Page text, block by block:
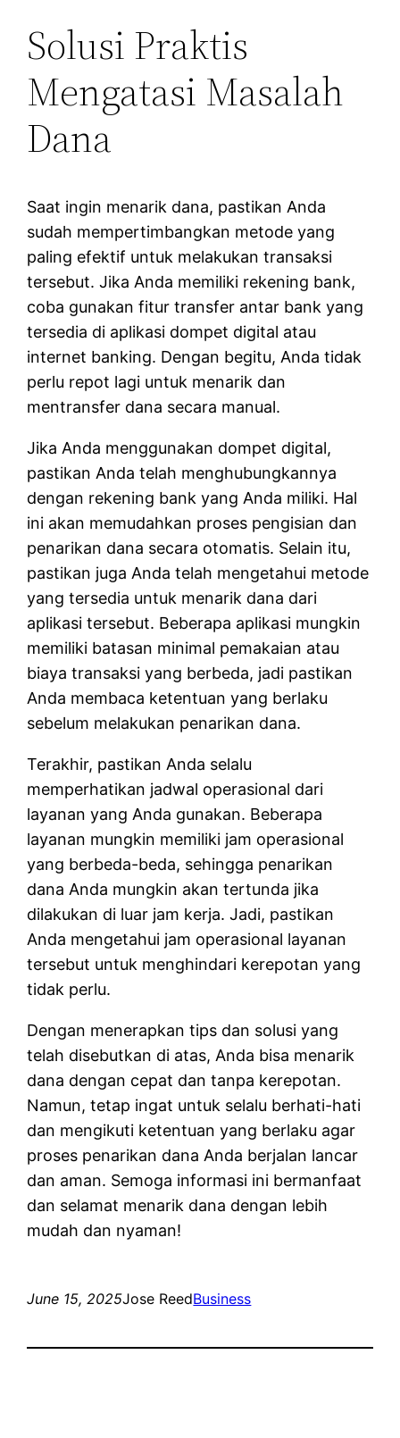
Solusi Praktis
Mengatasi Masalah
Dana
Saat ingin menarik dana, pastikan Anda
sudah mempertimbangkan metode yang
paling efektif untuk melakukan transaksi
tersebut. Jika Anda memiliki rekening bank,
coba gunakan fitur transfer antar bank yang
tersedia di aplikasi dompet digital atau
internet banking. Dengan begitu, Anda tidak
perlu repot lagi untuk menarik dan
mentransfer dana secara manual.
Jika Anda menggunakan dompet digital,
pastikan Anda telah menghubungkannya
dengan rekening bank yang Anda miliki. Hal
ini akan memudahkan proses pengisian dan
penarikan dana secara otomatis. Selain itu,
pastikan juga Anda telah mengetahui metode
yang tersedia untuk menarik dana dari
aplikasi tersebut. Beberapa aplikasi mungkin
memiliki batasan minimal pemakaian atau
biaya transaksi yang berbeda, jadi pastikan
Anda membaca ketentuan yang berlaku
sebelum melakukan penarikan dana.
Terakhir, pastikan Anda selalu
memperhatikan jadwal operasional dari
layanan yang Anda gunakan. Beberapa
layanan mungkin memiliki jam operasional
yang berbeda-beda, sehingga penarikan
dana Anda mungkin akan tertunda jika
dilakukan di luar jam kerja. Jadi, pastikan
Anda mengetahui jam operasional layanan
tersebut untuk menghindari kerepotan yang
tidak perlu.
Dengan menerapkan tips dan solusi yang
telah disebutkan di atas, Anda bisa menarik
dana dengan cepat dan tanpa kerepotan.
Namun, tetap ingat untuk selalu berhati-hati
dan mengikuti ketentuan yang berlaku agar
proses penarikan dana Anda berjalan lancar
dan aman. Semoga informasi ini bermanfaat
dan selamat menarik dana dengan lebih
mudah dan nyaman!
June 15, 2025Jose ReedBusiness